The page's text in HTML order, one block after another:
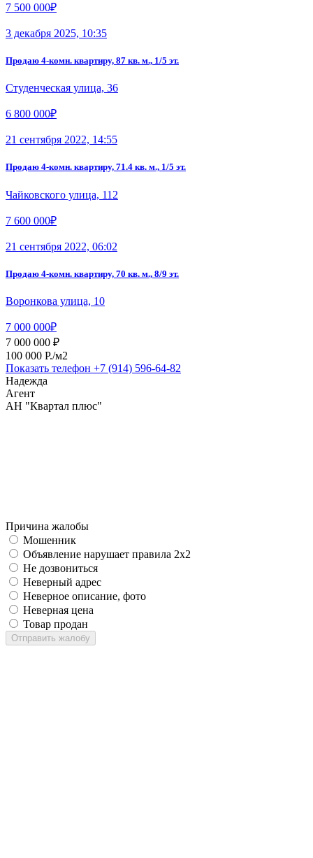
7 500 000₽
3 декабря 2025, 10:35
Продаю 4-комн. квартиру, 87 кв. м., 1/5 эт.
Студенческая улица, 36
6 800 000₽
21 сентября 2022, 14:55
Продаю 4-комн. квартиру, 71.4 кв. м., 1/5 эт.
Чайковского улица, 112
7 600 000₽
21 сентября 2022, 06:02
Продаю 4-комн. квартиру, 70 кв. м., 8/9 эт.
Воронкова улица, 10
7 000 000₽
7 000 000 ₽
100 000 P./м2
Показать телефон +7 (914) 596-64-82
Надежда
Агент
АН "Квартал плюс"
Причина жалобы
Мошенник
Объявление нарушает правила 2x2
Не дозвониться
Неверный адрес
Неверное описание, фото
Неверная цена
Товар продан
Отправить жалобу